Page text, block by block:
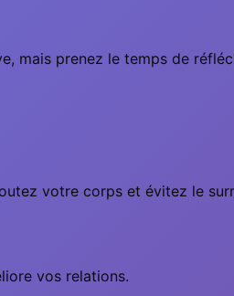
mais prenez le temps de
votre corps et évitez le
vos relations.